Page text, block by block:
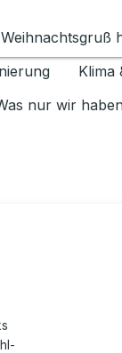
1.6.2026
Weihnachtsgruß
Klima
nur wir